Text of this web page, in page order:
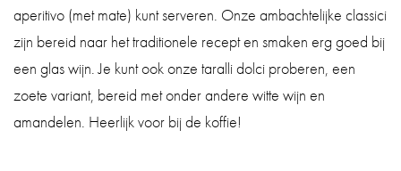
aperitivo (met mate) kunt serveren. Onze ambachtelijke classici
zijn bereid naar het traditionele recept en smaken erg goed bij
een glas wijn. Je kunt ook onze taralli dolci proberen, een
zoete variant, bereid met onder andere witte wijn en
amandelen. Heerlijk voor bij de koffie!